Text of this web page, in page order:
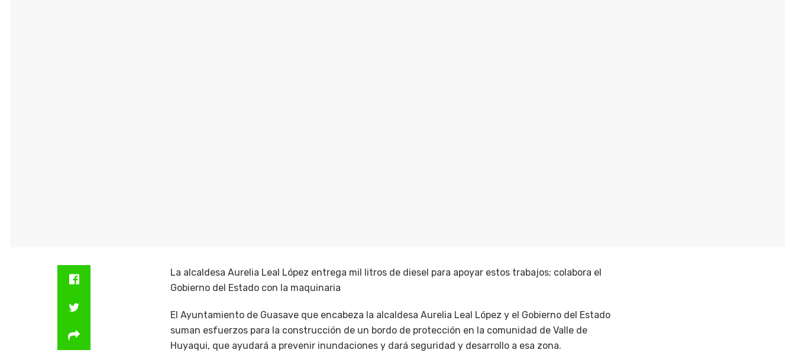
La alcaldesa Aurelia Leal López entrega mil litros de diesel para apoyar estos trabajos; colabora el
Gobierno del Estado con la maquinaria
El Ayuntamiento de Guasave que encabeza la alcaldesa Aurelia Leal López y el Gobierno del Estado
suman esfuerzos para la construcción de un bordo de protección en la comunidad de Valle de
Huyaqui, que ayudará a prevenir inundaciones y dará seguridad y desarrollo a esa zona.